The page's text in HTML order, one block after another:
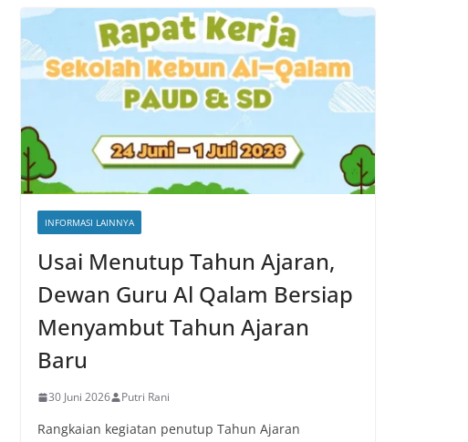
INFORMASI LAINNYA
Usai Menutup Tahun Ajaran,
Dewan Guru Al Qalam Bersiap
Menyambut Tahun Ajaran
Baru
30 Juni 2026 Putri Rani
Rangkaian kegiatan penutup Tahun Ajaran